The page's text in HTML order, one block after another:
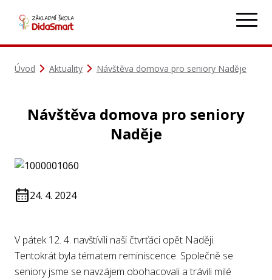
Úvod Aktuality Návštěva domova pro seniory Naděje
Návštěva domova pro seniory
Naděje
24. 4. 2024
V pátek 12. 4. navštívili naši čtvrťáci opět Naději.
Tentokrát byla tématem reminiscence. Společně se
seniory jsme se navzájem obohacovali a trávili milé